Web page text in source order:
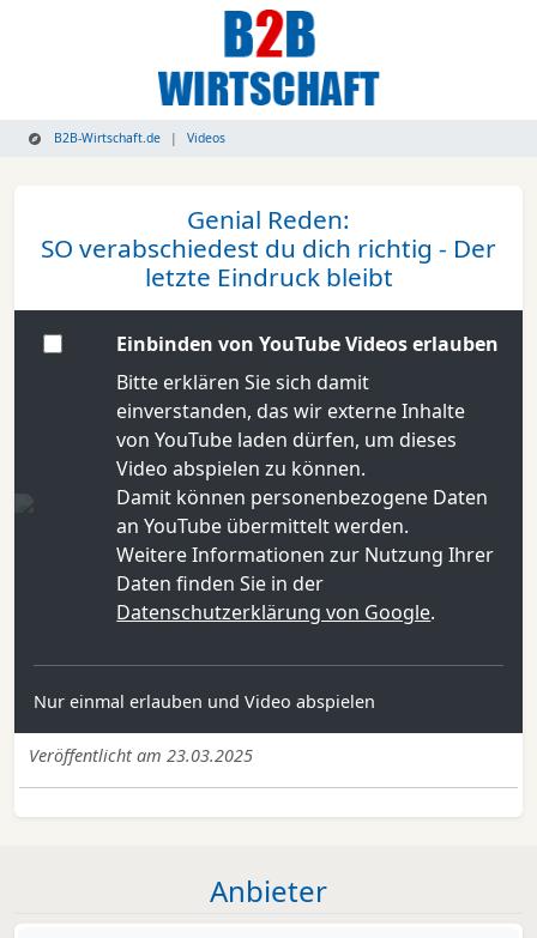
B2B-Wirtschaft.de Videos
Genial Reden:
SO verabschiedest du dich richtig - Der
letzte Eindruck bleibt
Einbinden von YouTube Videos erlauben
Bitte erklären Sie sich damit
einverstanden, das wir externe Inhalte
von YouTube laden dürfen, um dieses
Video abspielen zu können.
Damit können personenbezogene Daten
an YouTube übermittelt werden.
Weitere Informationen zur Nutzung Ihrer
Daten finden Sie in der
Datenschutzerklärung von Google.
Nur einmal erlauben und Video abspielen
Veröffentlicht am 23.03.2025
Anbieter